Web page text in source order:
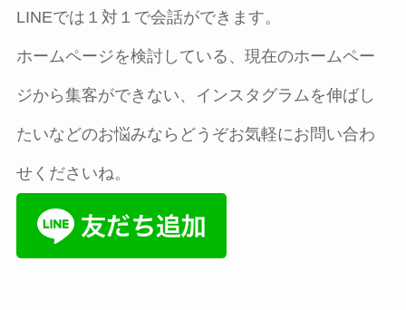
LINEでは１対１で会話ができます。
ホームページを検討している、現在のホームペー
ジから集客ができない、インスタグラムを伸ばし
たいなどのお悩みならどうぞお気軽にお問い合わ
せくださいね。